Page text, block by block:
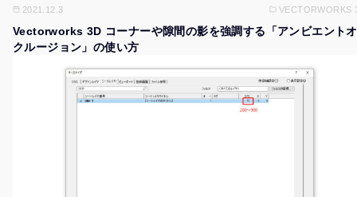
2021.12.3 VECTORWORKS
Vectorworks 3D コーナーや隙間の影を強調する「アンビエントオ
クルージョン」の使い方